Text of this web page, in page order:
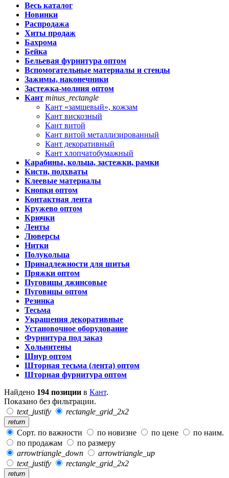
Весь каталог
Новинки
Распродажа
Хиты продаж
Бахрома
Бейка
Бельевая фурнитура оптом
Вспомогательные материалы и стенды
Зажимы, наконечники
Застежка-молния оптом
Кант minus_rectangle
Кант «замшевый», кожзам
Кант вискозный
Кант витой
Кант витой металлизированный
Кант декоративный
Кант хлопчатобумажный
Карабины, кольца, застежки, рамки
Кисти, подхваты
Клеевые материалы
Кнопки оптом
Контактная лента
Кружево оптом
Крючки
Ленты
Люверсы
Нитки
Полукольца
Принадлежности для шитья
Пряжки оптом
Пуговицы джинсовые
Пуговицы оптом
Резинка
Тесьма
Украшения декоративные
Установочное оборудование
Фурнитура под заказ
Хольнитены
Шнур оптом
Шторная тесьма (лента) оптом
Шторная фурнитура оптом
Найдено 194 позиции в Кант.
Показано без фильтрации.
text_justify
rectangle_grid_2x2
return
Сорт. по важности по новизне по цене
по наим.
по продажам
по размеру
arrowtriangle_down
arrowtriangle_up
text_justify
rectangle_grid_2x2
return